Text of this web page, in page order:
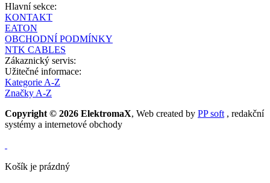
Hlavní sekce:
KONTAKT
EATON
OBCHODNÍ PODMÍNKY
NTK CABLES
Zákaznický servis:
Užitečné informace:
Kategorie A-Z
Značky A-Z
Copyright © 2026 ElektromaX, Web created by PP soft , redakční
systémy a internetové obchody
Košík je prázdný